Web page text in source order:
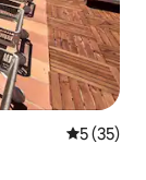
5 (35)